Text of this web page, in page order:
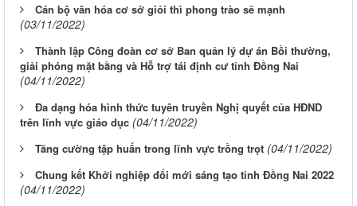
Cán bộ văn hóa cơ sở giỏi thì phong trào sẽ mạnh
(03/11/2022)
Thành lập Công đoàn cơ sở Ban quản lý dự án Bồi thường,
giải phóng mặt bằng và Hỗ trợ tái định cư tỉnh Đồng Nai
(04/11/2022)
Đa dạng hóa hình thức tuyên truyền Nghị quyết của HĐND
trên lĩnh vực giáo dục (04/11/2022)
Tăng cường tập huấn trong lĩnh vực trồng trọt (04/11/2022)
Chung kết Khởi nghiệp đổi mới sáng tạo tỉnh Đồng Nai 2022
(04/11/2022)